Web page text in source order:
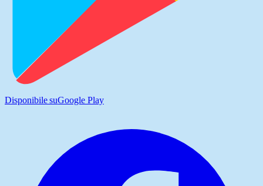
Disponibile suGoogle Play